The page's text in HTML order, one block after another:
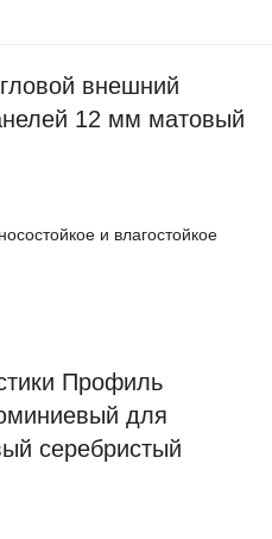
внешний
12 мм матовый
и влагостойкое
Профиль
для
серебристый